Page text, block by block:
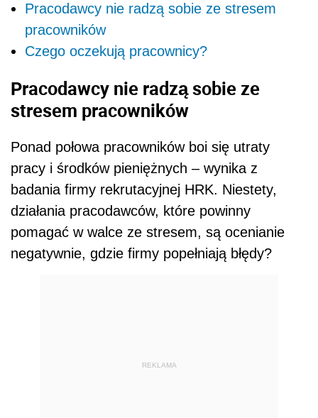
Pracodawcy nie radzą sobie ze stresem
pracowników
Czego oczekują pracownicy?
Pracodawcy nie radzą sobie ze
stresem pracowników
Ponad połowa pracowników boi się utraty
pracy i środków pieniężnych – wynika z
badania firmy rekrutacyjnej HRK. Niestety,
działania pracodawców, które powinny
pomagać w walce ze stresem, są ocenianie
negatywnie, gdzie firmy popełniają błędy?
REKLAMA